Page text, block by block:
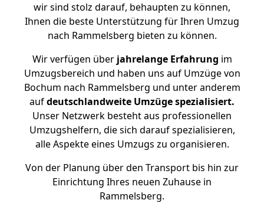
wir sind stolz darauf, behaupten zu können,
Ihnen die beste Unterstützung für Ihren Umzug
nach Rammelsberg bieten zu können.
Wir verfügen überjahrelange Erfahrung im
Umzugsbereich und haben uns auf Umzüge von
Bochum nach Rammelsberg und unter anderem
aufdeutschlandweite Umzüge spezialisiert.
Unser Netzwerk besteht aus professionellen
Umzugshelfern, die sich darauf spezialisieren,
alle Aspekte eines Umzugs zu organisieren.
Von der Planung über den Transport bis hin zur
Einrichtung Ihres neuen Zuhause in
Rammelsberg.